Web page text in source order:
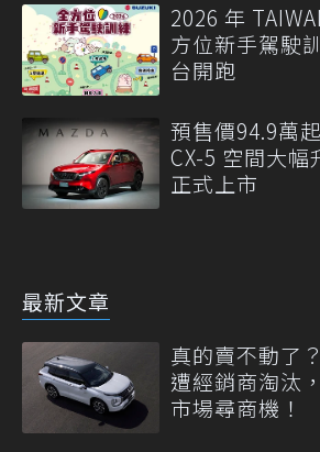
2026 年
方位新手駕駛
台開跑
預售價94.9萬
CX-5 空間大幅
正式上市
最新文章
真的賣不動了
遭經銷商淘汰
市場尋商機！